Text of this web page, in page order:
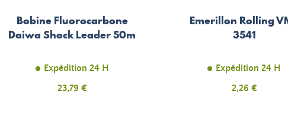
Bobine Fluorocarbone
Daiwa Shock Leader 50m
Expédition 24 H
Prix
23,79 €
Emerillon Rolling
3541
Expédition 24 H
Prix
2,26 €